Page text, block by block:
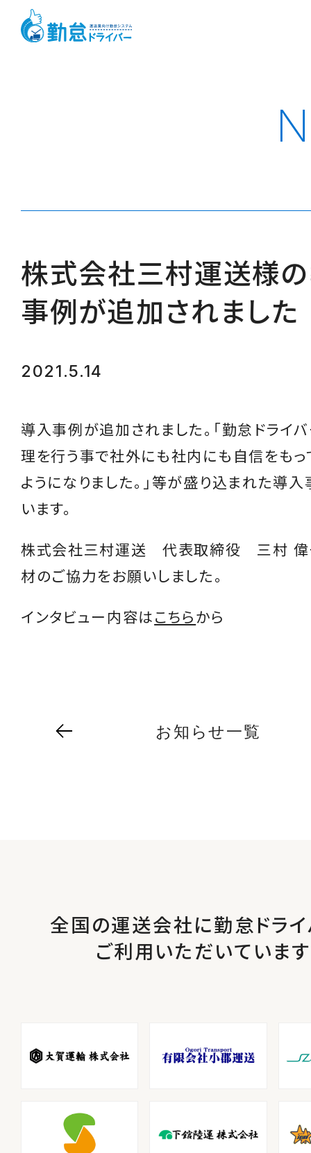
株式会社三村運送様
事例が追加されました
2021.5.14
導入事例が追加されました。「勤怠ドライ
理を行う事で社外にも社内にも自信をもっ
ようになりました。」等が盛り込まれた導
います。
株式会社三村運送 代表取締役 三村 偉
材のご協力をお願いしました。
インタビュー内容は こちら から
お知らせ一覧
全国の運送会社に勤怠ドラ
ご利用いただいています